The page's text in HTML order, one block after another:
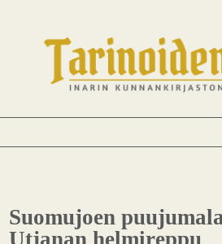
Suomujoen